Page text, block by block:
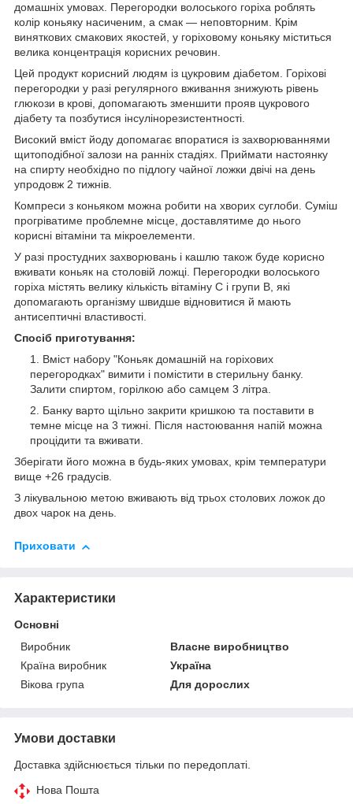
домашніх умовах. Перегородки волоського горіха роблять
колір коньяку насиченим, а смак — неповторним. Крім
виняткових смакових якостей, у горіховому коньяку міститься
велика концентрація корисних речовин.
Цей продукт корисний людям із цукровим діабетом. Горіхові
перегородки у разі регулярного вживання знижують рівень
глюкози в крові, допомагають зменшити прояв цукрового
діабету та позбутися інсулінорезистентності.
Високий вміст йоду допомагає впоратися із захворюваннями
щитоподібної залози на ранніх стадіях. Приймати настоянку
на спирту необхідно по підлогу чайної ложки двічі на день
упродовж 2 тижнів.
Компреси з коньяком можна робити на хворих суглоби. Суміш
прогріватиме проблемне місце, доставлятиме до нього
корисні вітаміни та мікроелементи.
У разі простудних захворювань і кашлю також буде корисно
вживати коньяк на столовій ложці. Перегородки волоського
горіха містять велику кількість вітаміну С і групи В, які
допомагають організму швидше відновитися й мають
антисептичні властивості.
Спосіб приготування:
Вміст набору "Коньяк домашній на горіхових
перегородках" вимити і помістити в стерильну банку.
Залити спиртом, горілкою або самцем 3 літра.
Банку варто щільно закрити кришкою та поставити в
темне місце на 3 тижні. Після настоювання напій можна
процідити та вживати.
Зберігати його можна в будь-яких умовах, крім температури
вище +26 градусів.
З лікувальною метою вживають від трьох столових ложок до
двох чарок на день.
Приховати
Характеристики
Основні
Виробник
Власне виробництво
Країна виробник
Україна
Вікова група
Для дорослих
Умови доставки
Доставка здійснюється тільки по передоплаті.
Нова Пошта